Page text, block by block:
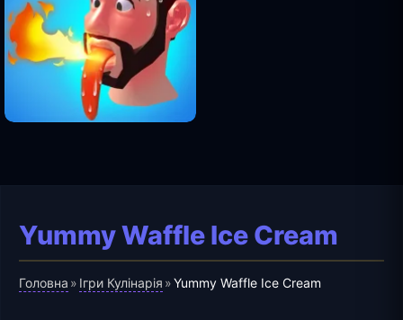
Yummy Waffle Ice Cream
Головна » Ігри Кулінарія »Yummy Waffle Ice Cream